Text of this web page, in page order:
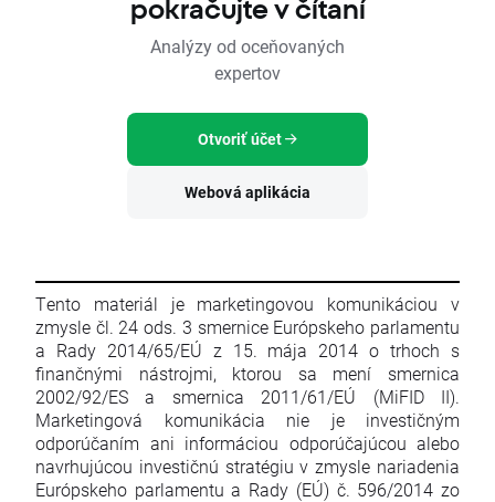
pokračujte v čítaní
Analýzy od oceňovaných
expertov
Otvoriť účet
Webová aplikácia
Tento materiál je marketingovou komunikáciou v
zmysle čl. 24 ods. 3 smernice Európskeho parlamentu
a Rady 2014/65/EÚ z 15. mája 2014 o trhoch s
finančnými nástrojmi, ktorou sa mení smernica
2002/92/ES a smernica 2011/61/EÚ (MiFID II).
Marketingová komunikácia nie je investičným
odporúčaním ani informáciou odporúčajúcou alebo
navrhujúcou investičnú stratégiu v zmysle nariadenia
Európskeho parlamentu a Rady (EÚ) č. 596/2014 zo